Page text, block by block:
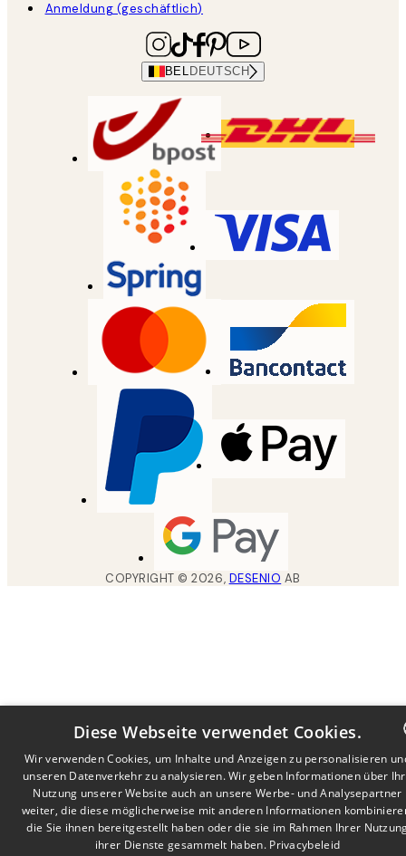
Anmeldung (geschäftlich)
BEL DEUTSCH
COPYRIGHT ©2026, DESENIO AB
DUTCH
FRENCH
Diese Webseite verwendet Cookies.
Wir verwenden Cookies, um Inhalte und Anzeigen zu personalisieren
unseren Datenverkehr zu analysieren. Wir geben Informationen über
Nutzung unserer Website auch an unsere Werbe- und Analysepartner
weiter, die diese möglicherweise mit anderen Informationen
die Sie ihnen bereitgestellt haben oder die sie im Rahmen Ihrer
ihrer Dienste gesammelt haben. Privacybeleid